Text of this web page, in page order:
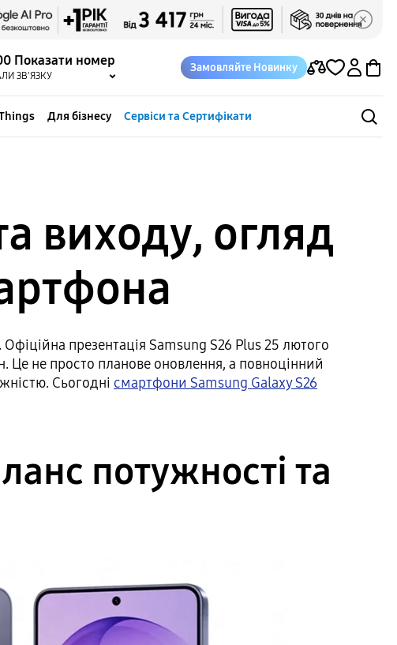
Показати номер
ЗВ'ЯЗКУ
Замовляйте Новинку
Для бізнесу Сервіси та Сертифікати
виходу, огляд
Офіційна презентація Samsung S26 Plus 25 лютого
Це не просто планове оновлення, а повноцінний
Сьогодні смартфони Samsung Galaxy S26
потужності та